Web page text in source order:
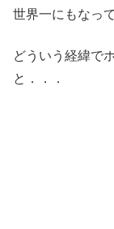
世界一にもなっ
どういう経緯で
と．．．